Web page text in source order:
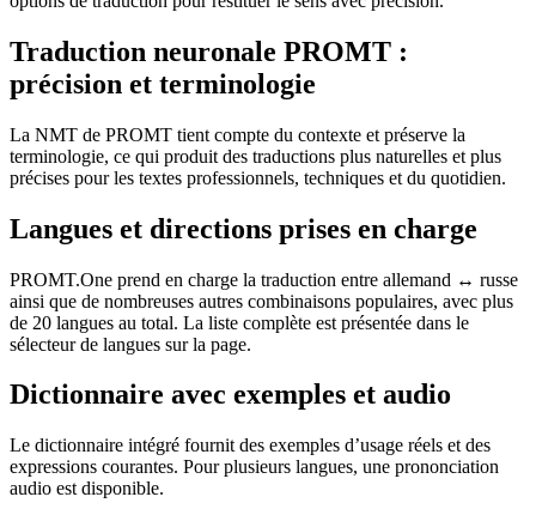
Traduction neuronale PROMT :
précision et terminologie
La NMT de PROMT tient compte du contexte et préserve la
terminologie, ce qui produit des traductions plus naturelles et plus
précises pour les textes professionnels, techniques et du quotidien.
Langues et directions prises en charge
PROMT.One prend en charge la traduction entre allemand ↔ russe
ainsi que de nombreuses autres combinaisons populaires, avec plus
de 20 langues au total. La liste complète est présentée dans le
sélecteur de langues sur la page.
Dictionnaire avec exemples et audio
Le dictionnaire intégré fournit des exemples d’usage réels et des
expressions courantes. Pour plusieurs langues, une prononciation
audio est disponible.